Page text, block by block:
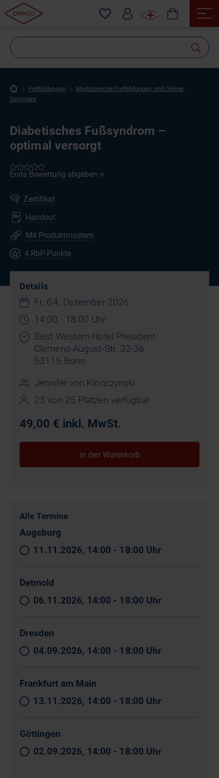
Fortbildungen
Medizinische Fortbildungen und Online-
Seminare
Diabetisches Fußsyndrom –
optimal versorgt
Zertifikat
Handout
Mit Produktmustern
4 RbP-Punkte
Details
Fr. 04. Dezember 2026
14:00 - 18:00 Uhr
Best Western Hotel President
Clemens-August-Str. 32-36
53115 Bonn
Jennifer von Klonczynski
23 von 25 Plätzen verfügbar
49,00 € inkl. MwSt.
Alle Termine
Augsburg
11.11.2026, 14:00 - 18:00 Uhr
Detmold
06.11.2026, 14:00 - 18:00 Uhr
Dresden
04.09.2026, 14:00 - 18:00 Uhr
Frankfurt am Main
13.11.2026, 14:00 - 18:00 Uhr
Göttingen
02.09.2026, 14:00 - 18:00 Uhr
suchen